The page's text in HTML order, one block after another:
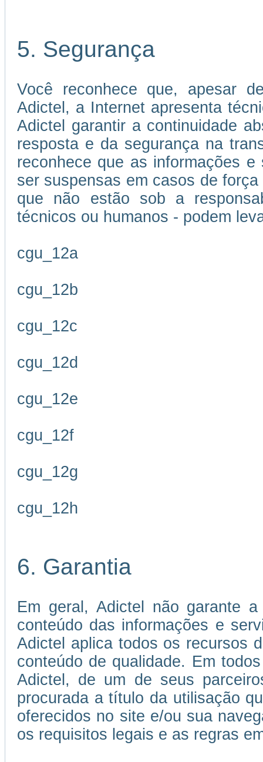
5. Segurança
Você reconhece que, apesar
Adictel, a Internet apresenta
Adictel garantir a continuidade
resposta e da segurança na
reconhece que as informações
ser suspensas em casos de
que não estão sob a
técnicos ou humanos - podem
cgu_12a
cgu_12b
cgu_12c
cgu_12d
cgu_12e
cgu_12f
cgu_12g
cgu_12h
6. Garantia
Em geral, Adictel não garante
conteúdo das informações e
Adictel aplica todos os recursos
conteúdo de qualidade. Em
Adictel, de um de seus
procurada a título da utilisação
oferecidos no site e/ou sua
os requisitos legais e as regras